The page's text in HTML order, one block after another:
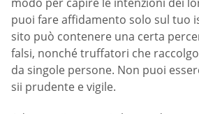
puoi fare affidamento solo sul tuo
sito può contenere una certa
falsi, nonché truffatori che
da singole persone. Non puoi
sii prudente e vigile.